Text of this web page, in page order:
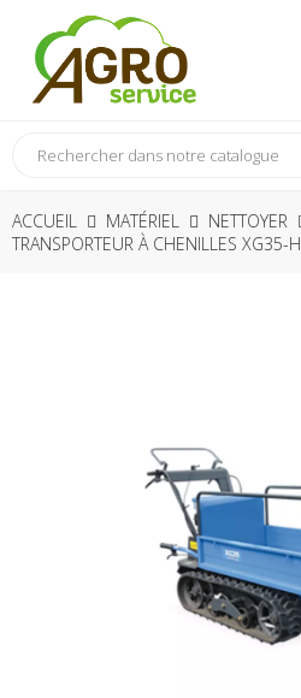
ACCUEIL MATÉRIEL NETTOYER
TRANSPORTEUR À CHENILLES XG35-H